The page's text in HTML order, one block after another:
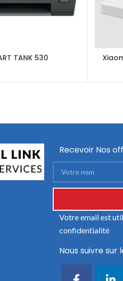
TANK 530
Recevoir Nos
Votre email est
confidentialité
Nous suivre sur